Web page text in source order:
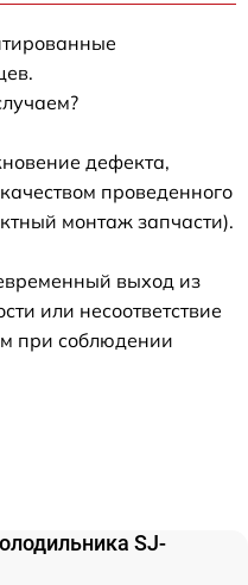
дефекта,
проведенного
монтаж запчасти).
выход из
или несоответствие
при соблюдении
SJ-